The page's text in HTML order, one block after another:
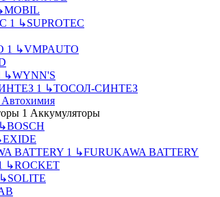
MOBIL
↳SUPROTEC
↳VMPAUTO
↳WYNN'S
↳ТОСОЛ-СИНТЕЗ
Автохимия
Аккумуляторы
↳BOSCH
EXIDE
↳FURUKAWA BATTERY
↳ROCKET
↳SOLITE